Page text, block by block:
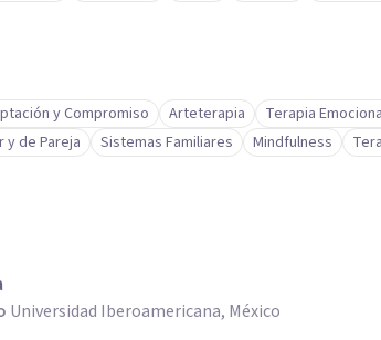
y Compromiso Arteterapia Terapia
y de Pareja
Sistemas Familiares Mindfulness
Universidad Iberoamericana, México